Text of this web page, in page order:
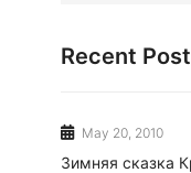
Recent
May 20, 2010
Зимняя сказка